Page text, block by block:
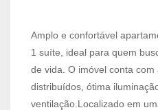
Amplo e confortável
1 suíte, ideal para quem
de vida. O imóvel conta com
distribuídos, ótima
ventilação.Localizado em